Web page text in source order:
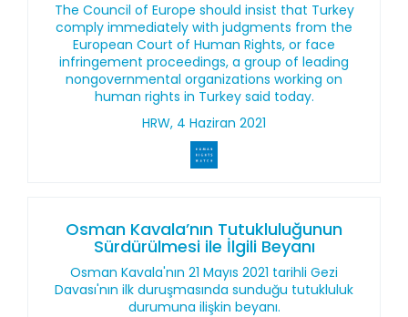
The Council of Europe should insist that Turkey
comply immediately with judgments from the
European Court of Human Rights, or face
infringement proceedings, a group of leading
nongovernmental organizations working on
human rights in Turkey said today.
HRW, 4 Haziran 2021
Osman Kavala’nın Tutukluluğunun
Sürdürülmesi ile İlgili Beyanı
Osman Kavala'nın 21 Mayıs 2021 tarihli Gezi
Davası'nın ilk duruşmasında sunduğu tutukluluk
durumuna ilişkin beyanı.